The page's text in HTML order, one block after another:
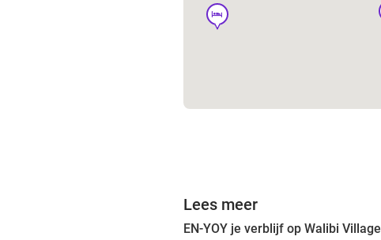
hotel
Lees meer
EN-YOY je verblijf op Walibi Village